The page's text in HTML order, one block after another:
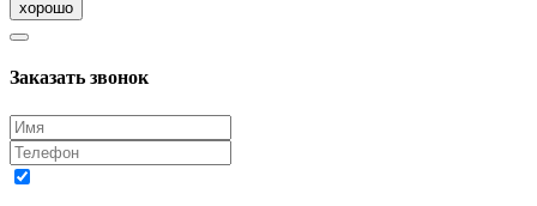
хорошо
Заказать звонок